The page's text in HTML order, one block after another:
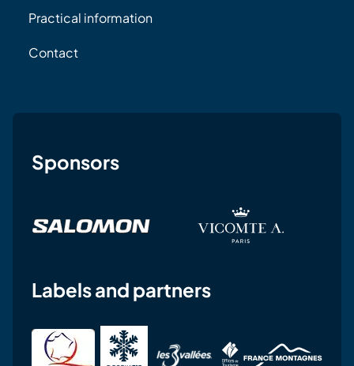
Practical information
Contact
Sponsors
Labels and partners